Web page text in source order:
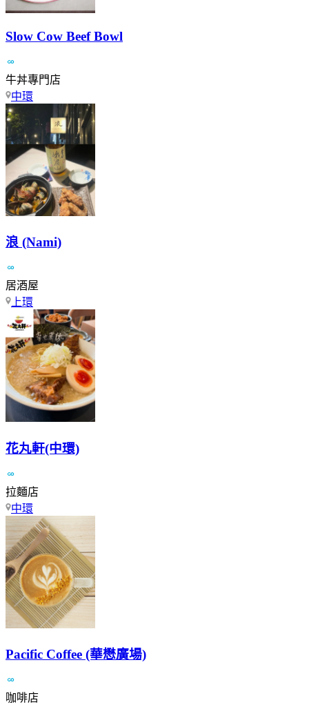
Slow Cow Beef Bowl
牛丼專門店
中環
浪 (Nami)
居酒屋
上環
花丸軒(中環)
拉麵店
中環
Pacific Coffee (華懋廣場)
咖啡店